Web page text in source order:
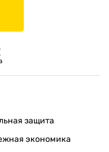
защита
экономика